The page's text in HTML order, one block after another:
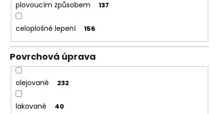
plovoucím způsobem 137
celoplošné lepení 156
Povrchová úprava
olejované 232
lakované 40